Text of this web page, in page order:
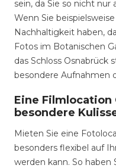
sein, da Sie so nicht nur
Wenn Sie
Nachhaltigkeit haben,
Fotos im Botanischen
das Schloss Osnabrück
besondere Aufnahmen
Eine Filmlocation
besondere
Mieten Sie eine
besonders flexibel auf
werden kann. So